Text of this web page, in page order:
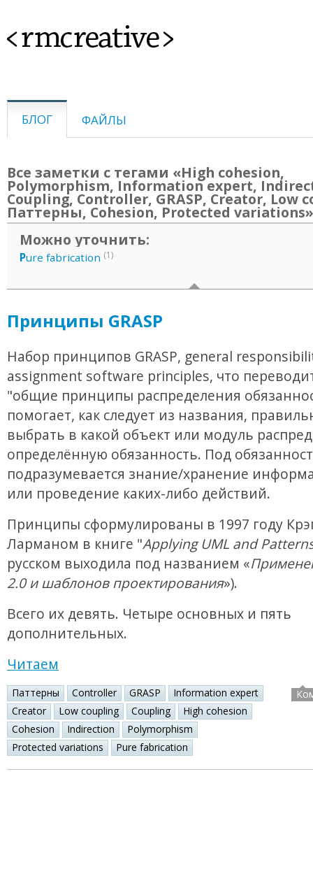
<rmcreative>
БЛОГ ФАЙЛЫ
Все заметки с тегами «High cohesion,
Polymorphism, Information expert,
Coupling, Controller, GRASP, Creator, Low
Паттерны, Cohesion, Protected variations»
Можно уточнить:
Pure fabrication (1)
Принципы GRASP
Набор принципов GRASP, general
assignment software principles, что
"общие принципы распределения
помогает, как следует из названия,
выбрать в какой объект или модуль
определённую обязанность. Под
подразумевается знание/хранение
или проведение каких-либо действий.
Принципы сформулированы в 1997 году
Ларманом в книге "Applying UML and
русском выходила под названием «
2.0 и шаблонов проектирования»).
Всего их девять. Четыре основных и пять
дополнительных.
Читаем
Паттерны Controller GRASP
Information expert
Creator
Low coupling Coupling
High cohesion
Cohesion
Indirection
Polymorphism
Protected variations
Pure fabrication